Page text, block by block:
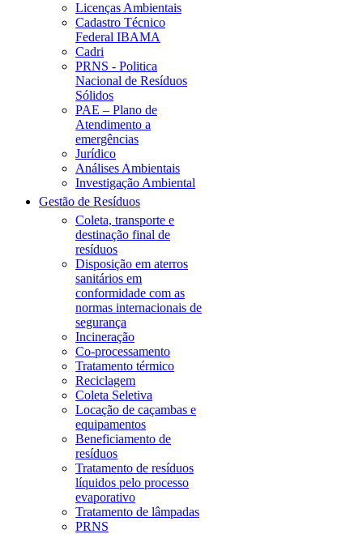
Licenças Ambientais
Cadastro Técnico
Federal IBAMA
Cadri
PRNS - Politica
Nacional de Resíduos
Sólidos
PAE – Plano de
Atendimento a
emergências
Jurídico
Análises Ambientais
Investigação Ambiental
Gestão de Resíduos
Coleta, transporte e
destinação final de
resíduos
Disposição em aterros
sanitários em
conformidade com as
normas internacionais de
segurança
Incineração
Co-processamento
Tratamento térmico
Reciclagem
Coleta Seletiva
Locação de caçambas e
equipamentos
Beneficiamento de
resíduos
Tratamento de resíduos
líquidos pelo processo
evaporativo
Tratamento de lâmpadas
PRNS